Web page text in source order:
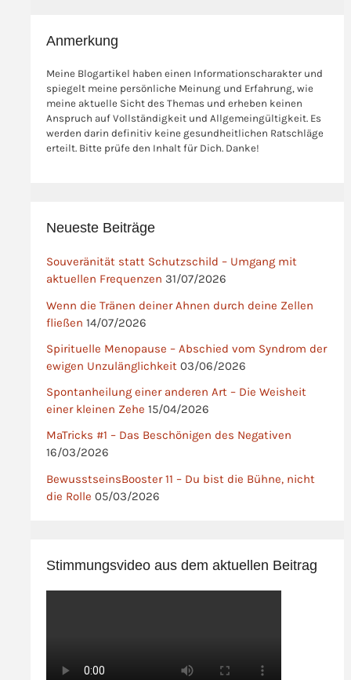
Anmerkung
Meine Blogartikel haben einen Informationscharakter und
spiegelt meine persönliche Meinung und Erfahrung, wie
meine aktuelle Sicht des Themas und erheben keinen
Anspruch auf Vollständigkeit und Allgemeingültigkeit. Es
werden darin definitiv keine gesundheitlichen Ratschläge
erteilt. Bitte prüfe den Inhalt für Dich. Danke!
Neueste Beiträge
Souveränität statt Schutzschild – Umgang mit
aktuellen Frequenzen 31/07/2026
Wenn die Tränen deiner Ahnen durch deine Zellen
fließen 14/07/2026
Spirituelle Menopause – Abschied vom Syndrom der
ewigen Unzulänglichkeit 03/06/2026
Spontanheilung einer anderen Art – Die Weisheit
einer kleinen Zehe 15/04/2026
MaTricks #1 – Das Beschönigen des Negativen
16/03/2026
BewusstseinsBooster 11 – Du bist die Bühne, nicht
die Rolle 05/03/2026
Stimmungsvideo aus dem aktuellen Beitrag